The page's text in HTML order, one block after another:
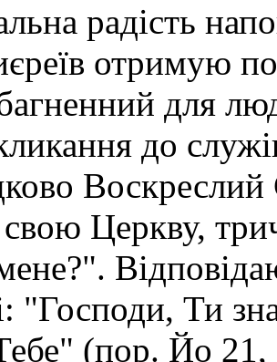
радість
отримую
для
до
Церкву,
"Господи, Ти
(пор. Йо 21,